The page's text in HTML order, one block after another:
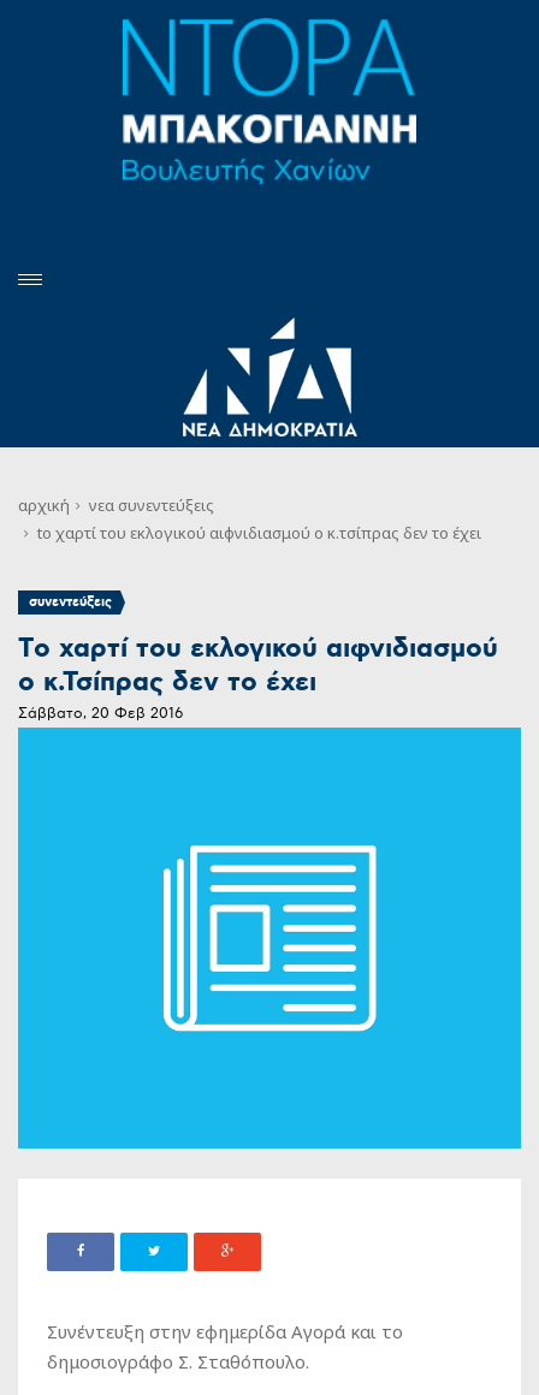
αρχική νεα συνεντεύξεις
tο χαρτί του εκλογικού αιφνιδιασμού ο κ.τσίπρας δεν το έχει
συνεντεύξεις
Tο χαρτί του εκλογικού αιφνιδιασμού
ο κ.Τσίπρας δεν το έχει
Σάββατο, 20 Φεβ 2016
Συνέντευξη στην εφημερίδα Αγορά και το
δημοσιογράφο Σ. Σταθόπουλο.